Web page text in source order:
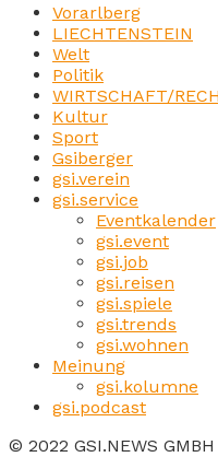
Vorarlberg
LIECHTENSTEIN
Welt
Politik
WIRTSCHAFT/
Kultur
Sport
Gsiberger
gsi.verein
gsi.service
Eventkalender
gsi.event
gsi.job
gsi.reisen
gsi.spiele
gsi.trends
gsi.wohnen
Meinung
gsi.kolumne
gsi.podcast
© 2022 GSI.NEWS